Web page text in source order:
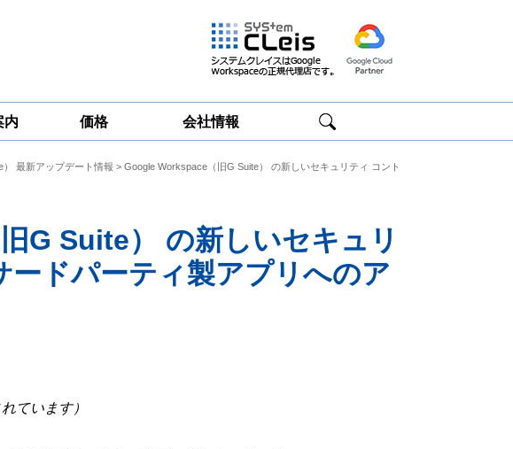
内
Google
Google
Google
価格 会社情報
最新アップデート情報 > Google Workspace（旧G Suite） の新しいセキュリティ コント
G Suite） の新しいセキュリ
ドパーティ製アプリへのア
ています）